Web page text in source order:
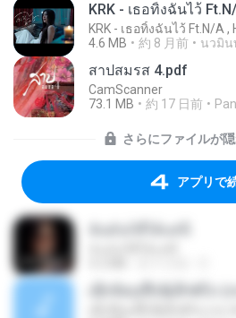
KRK - เธอทิ้งฉันไว้
KRK - เธอทิ้งฉันไว้ Ft.N/A ,
4.6 MB
約 8 月前 นวมิน
สาปสมรส 4.pdf
CamScanner
73.1 MB
約 17 日前
さらにファイルが
アプリで